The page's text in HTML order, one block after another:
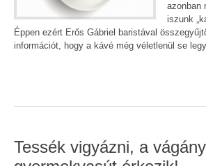
azonban
iszunk
Éppen ezért Erős Gábriel baristával
információt, hogy a kávé még véletlenül se
Tessék vigyázni, a